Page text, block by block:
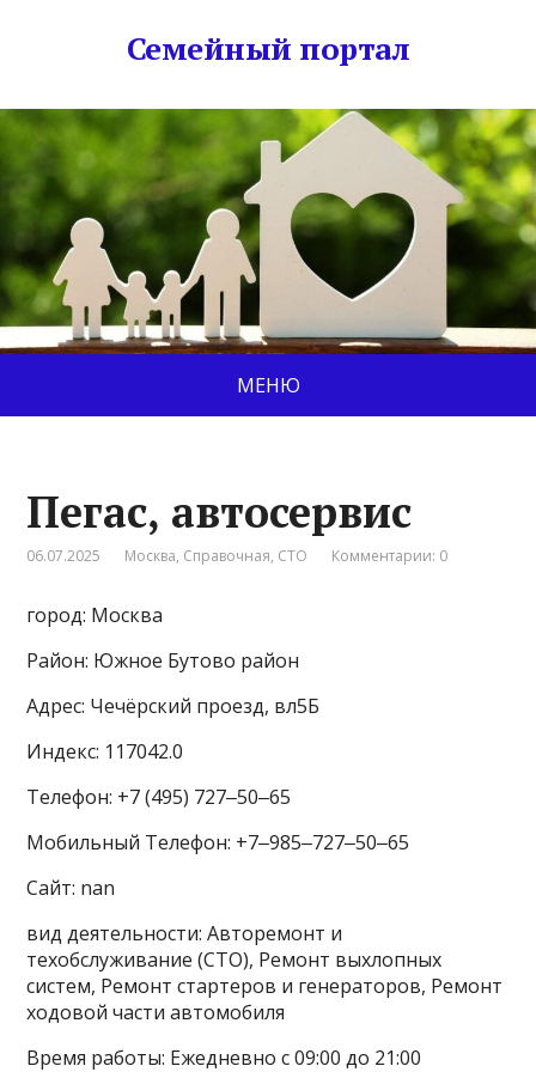
Семейный портал
МЕНЮ
Пегас, автосервис
06.07.2025 Москва, Справочная, СТО Комментарии: 0
город: Москва
Район: Южное Бутово район
Адрес: Чечёрский проезд, вл5Б
Индекс: 117042.0
Телефон: +7 (495) 727‒50‒65
Мобильный Телефон: +7‒985‒727‒50‒65
Сайт: nan
вид деятельности: Авторемонт и
техобслуживание (СТО), Ремонт выхлопных
систем, Ремонт стартеров и генераторов, Ремонт
ходовой части автомобиля
Время работы: Ежедневно с 09:00 до 21:00